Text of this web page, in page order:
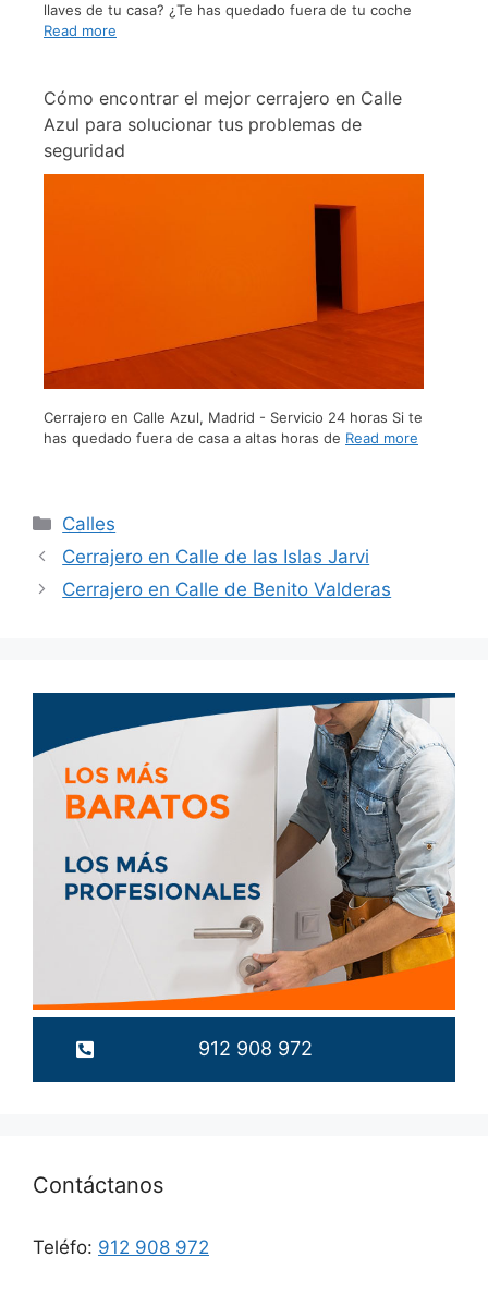
llaves de tu casa? ¿Te has quedado fuera de tu coche
Read more
Cómo encontrar el mejor cerrajero en Calle
Azul para solucionar tus problemas de
seguridad
Cerrajero en Calle Azul, Madrid - Servicio 24 horas Si te
has quedado fuera de casa a altas horas de Read more
Calles
Cerrajero en Calle de las Islas Jarvi
Cerrajero en Calle de Benito Valderas
912 908 972
Contáctanos
Teléfo: 912 908 972